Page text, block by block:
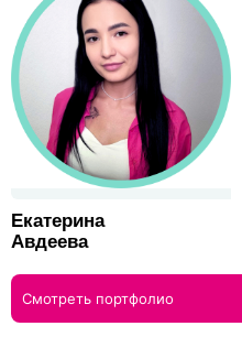
Екатерина
Авдеева
Смотреть портфолио